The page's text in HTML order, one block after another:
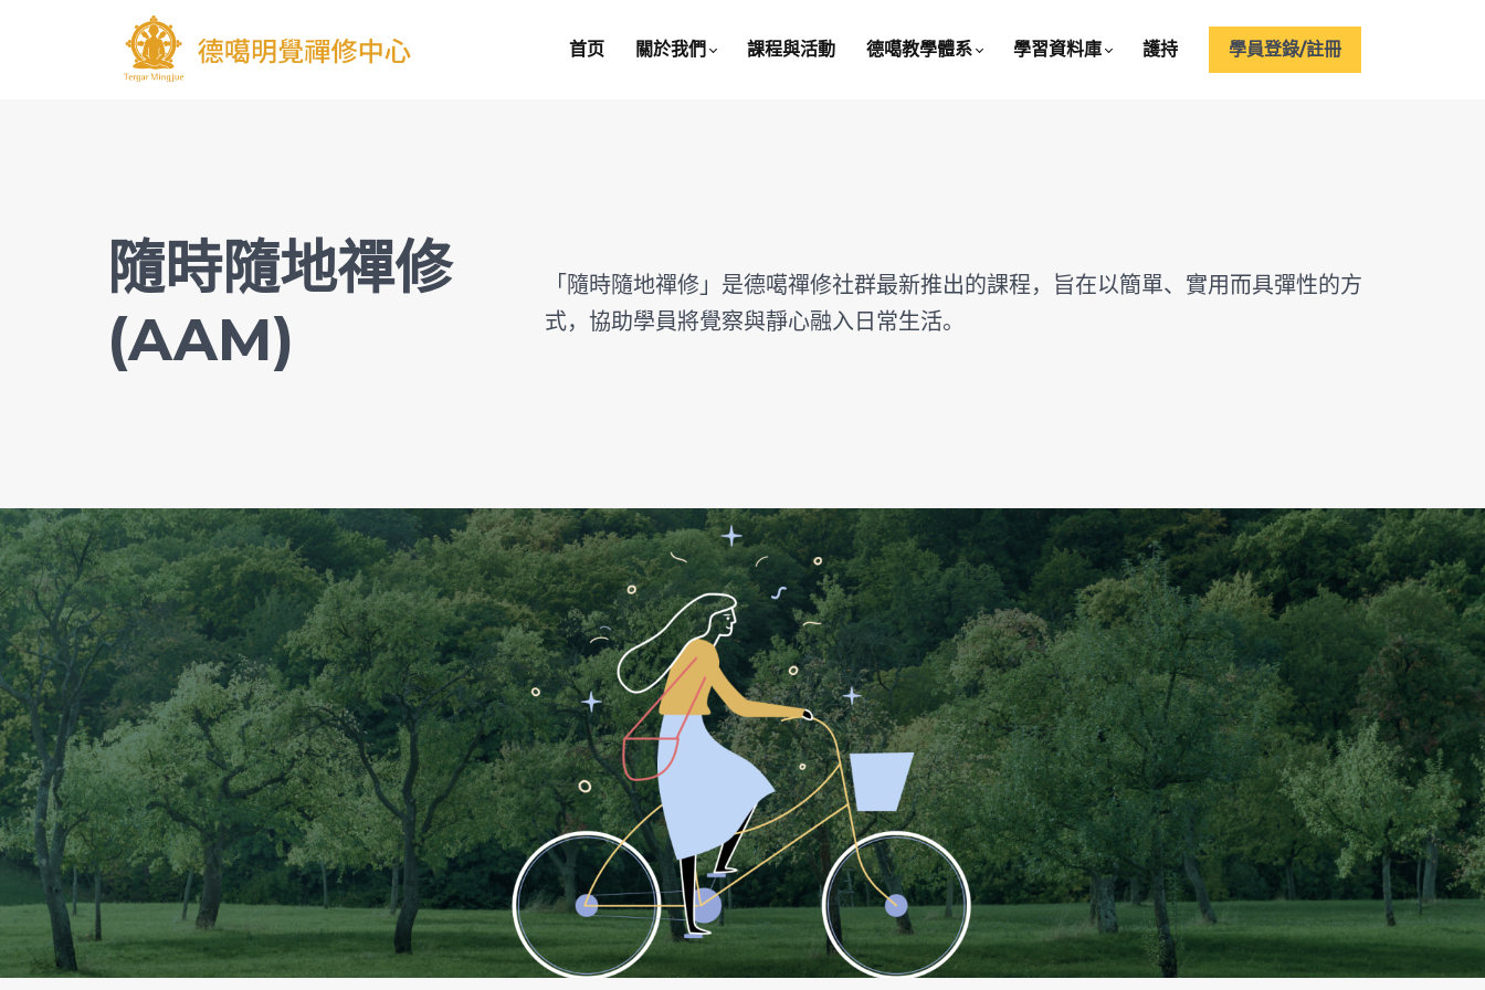
首页 關於我們 課程與活動 德噶教學體系 學習資料庫 護持 學員登錄/註冊
隨時隨地禪修
(AAM)
「隨時隨地禪修」是德噶禪修社群最新推出的課程，旨在以簡單、實用而具彈性的方
式，協助學員將覺察與靜心融入日常生活。